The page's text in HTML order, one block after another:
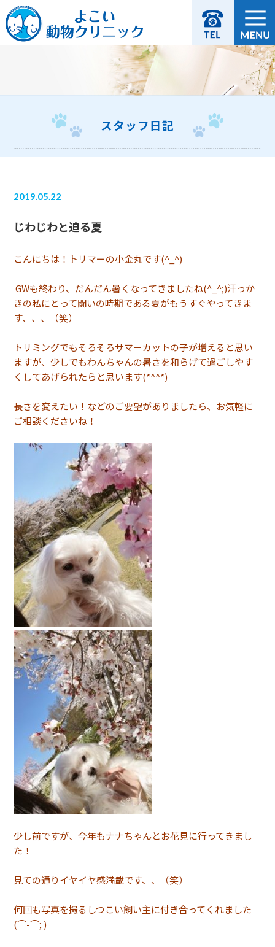
スタッフ日記
2019.05.22
じわじわと迫る夏
こんにちは！トリマーの小金丸です(^_^)
GWも終わり、だんだん暑くなってきましたね(^_^;)汗っか
きの私にとって闘いの時期である夏がもうすぐやってきま
す、、、（笑）
トリミングでもそろそろサマーカットの子が増えると思い
ますが、少しでもわんちゃんの暑さを和らげて過ごしやす
くしてあげられたらと思います(*^^*)
長さを変えたい！などのご要望がありましたら、お気軽に
ご相談くださいね！
少し前ですが、今年もナナちゃんとお花見に行ってきまし
た！
見ての通りイヤイヤ感満載です、、（笑）
何回も写真を撮るしつこい飼い主に付き合ってくれました
(⌒-⌒; )